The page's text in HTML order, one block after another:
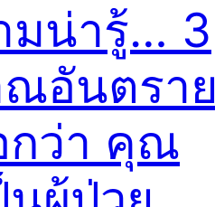
มน่ารู้… 3
อันตราย
กว่า คุณ